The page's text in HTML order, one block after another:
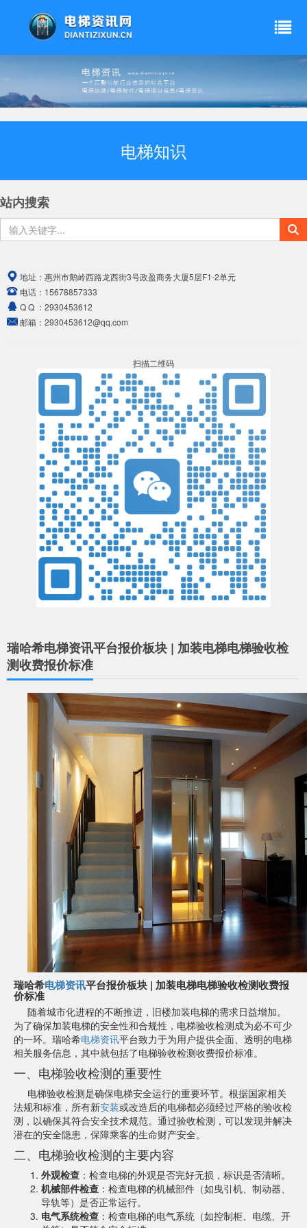
电梯知识
站内搜索
地址： 惠州市鹅岭西路龙西街3号政盈商务大厦5层F1-2单元
电话： 15678857333
Q Q ： 2930453612
邮箱： 2930453612@qq.com
扫描二维码
瑞哈希电梯资讯平台报价板块 | 加装电梯电梯验收检
测收费报价标准
瑞哈希电梯资讯平台报价板块 | 加装电梯电梯验收检测收费报
价标准
随着城市化进程的不断推进，旧楼加装电梯的需求日益增加。
为了确保加装电梯的安全性和合规性，电梯验收检测成为必不可少
的一环。瑞哈希电梯资讯平台致力于为用户提供全面、透明的电梯
相关服务信息，其中就包括了电梯验收检测收费报价标准。
一、电梯验收检测的重要性
电梯验收检测是确保电梯安全运行的重要环节。根据国家相关
法规和标准，所有新安装或改造后的电梯都必须经过严格的验收检
测，以确保其符合安全技术规范。通过验收检测，可以发现并解决
潜在的安全隐患，保障乘客的生命财产安全。
二、电梯验收检测的主要内容
外观检查 ：检查电梯的外观是否完好无损，标识是否清晰。
机械部件检查 ：检查电梯的机械部件（如曳引机、制动器、
导轨等）是否正常运行。
电气系统检查 ：检查电梯的电气系统（如控制柜、电缆、开